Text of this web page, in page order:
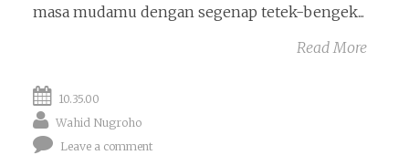
masa mudamu dengan segenap tetek-bengek...
Read More
10.35.00
Wahid Nugroho
Leave a comment